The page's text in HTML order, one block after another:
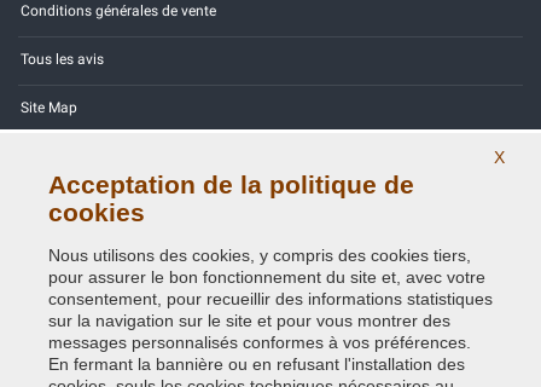
Conditions générales de vente
Tous les avis
Site Map
Codes couleurs
Politique de confidentialité - RGPD
Copyright © 2014 - 2026. All Rights Reserved.
X
Acceptation de la politique de
cookies
Nous utilisons des cookies, y compris des cookies tiers,
pour assurer le bon fonctionnement du site et, avec votre
consentement, pour recueillir des informations statistiques
sur la navigation sur le site et pour vous montrer des
messages personnalisés conformes à vos préférences.
En fermant la bannière ou en refusant l'installation des